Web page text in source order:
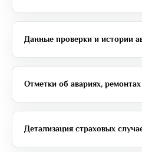
Данные проверки и истории
Отметки об авариях,
Детализация страховых